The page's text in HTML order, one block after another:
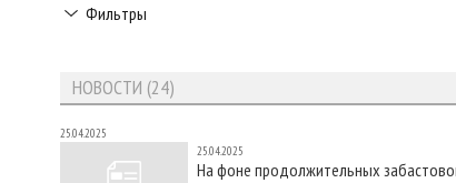
Фильтры
НОВОСТИ (24)
25.04.2025
25.04.2025
На фоне продолжительных